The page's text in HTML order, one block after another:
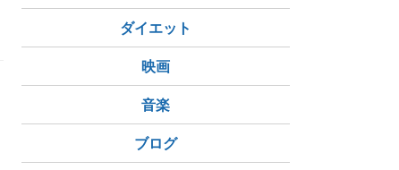
ダイエット
映画
音楽
ブログ